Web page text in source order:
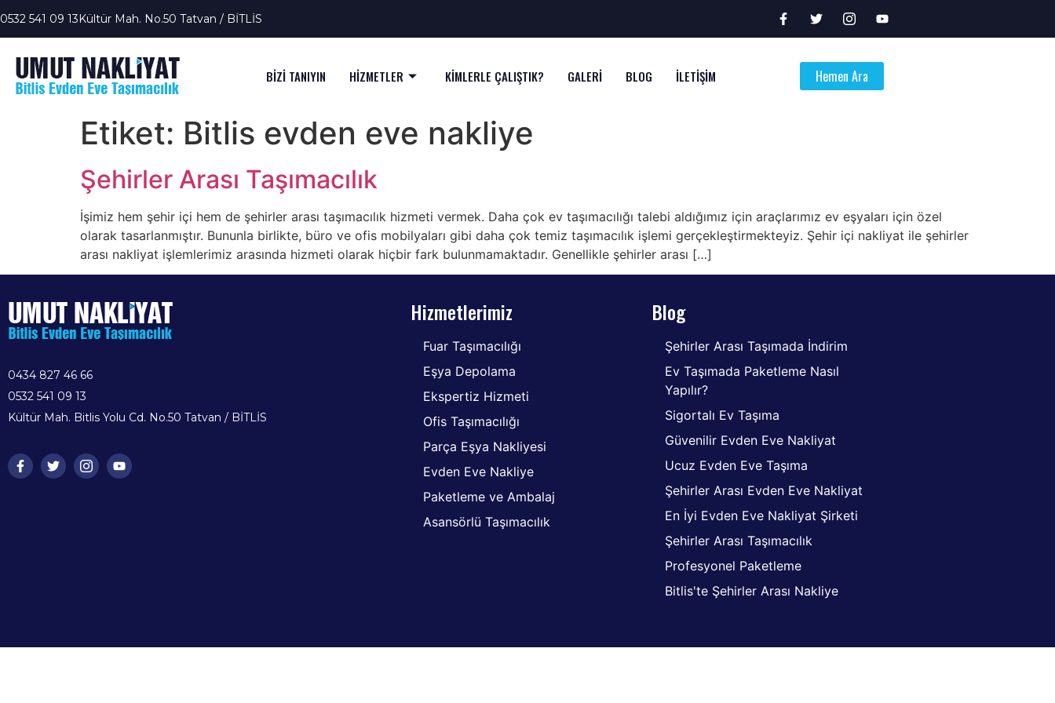
0532 541 09 13Kültür Mah. No.50 Tatvan / BİTLİS
BİZİ TANIYIN HİZMETLER KİMLERLE ÇALIŞTIK? GALERİ BLOG İLETİŞİM Hemen Ara
Etiket: Bitlis evden eve nakliye
Şehirler Arası Taşımacılık
İşimiz hem şehir içi hem de şehirler arası taşımacılık hizmeti vermek. Daha çok ev taşımacılığı talebi aldığımız için araçlarımız ev eşyaları için özel
olarak tasarlanmıştır. Bununla birlikte, büro ve ofis mobilyaları gibi daha çok temiz taşımacılık işlemi gerçekleştirmekteyiz. Şehir içi nakliyat ile şehirler
arası nakliyat işlemlerimiz arasında hizmeti olarak hiçbir fark bulunmamaktadır. Genellikle şehirler arası […]
0434 827 46 66
0532 541 09 13
Kültür Mah. Bitlis Yolu Cd. No.50 Tatvan / BİTLİS
Hizmetlerimiz
Fuar Taşımacılığı
Eşya Depolama
Ekspertiz Hizmeti
Ofis Taşımacılığı
Parça Eşya Nakliyesi
Evden Eve Nakliye
Paketleme ve Ambalaj
Asansörlü Taşımacılık
Blog
Şehirler Arası Taşımada İndirim
Ev Taşımada Paketleme Nasıl
Yapılır?
Sigortalı Ev Taşıma
Güvenilir Evden Eve Nakliyat
Ucuz Evden Eve Taşıma
Şehirler Arası Evden Eve Nakliyat
En İyi Evden Eve Nakliyat Şirketi
Şehirler Arası Taşımacılık
Profesyonel Paketleme
Bitlis'te Şehirler Arası Nakliye